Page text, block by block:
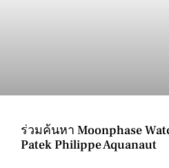
ร่วมค้นหา Moonphase
Patek Philippe Aquanaut